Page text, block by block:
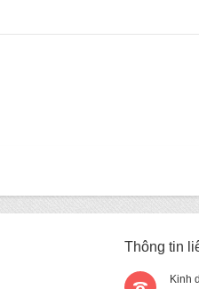
Thông tin
Kinh